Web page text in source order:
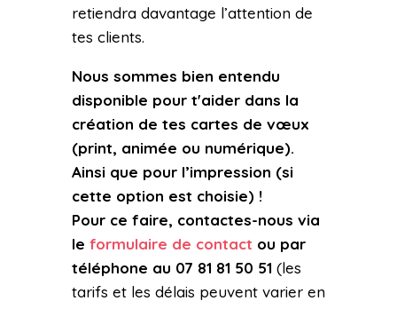
retiendra davantage l’attention de
tes clients.
Nous sommes bien entendu
disponible pour t'aider dans la
création de tes cartes de vœux
(print, animée ou numérique).
Ainsi que pour l’impression (si
cette option est choisie) !
Pour ce faire, contactes-nous via
le formulaire de contact ou par
téléphone au 07 81 81 50 51 (les
tarifs et les délais peuvent varier en